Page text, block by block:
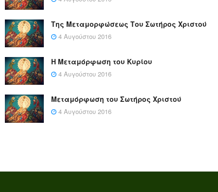
Της Μεταμορφώσεως Του Σωτήρος Χριστού
4 Αυγούστου 2016
Η Μεταμόρφωση του Κυρίου
4 Αυγούστου 2016
Μεταμόρφωση του Σωτήρος Χριστού
4 Αυγούστου 2016